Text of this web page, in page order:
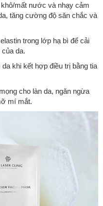
mất nước và nhạy cảm
tăng cường độ săn chắc và
trong lớp hạ bì để cải
da.
khi kết hợp điều trị bằng tia
cho làn da, ngăn ngừa
mí mắt.